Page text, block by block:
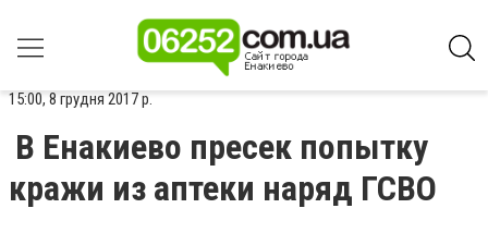
15:00, 8 грудня 2017 р.
В Енакиево пресек попытку
кражи из аптеки наряд ГСВО